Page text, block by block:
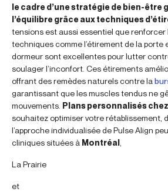
le cadre d’une stratégie de bien-être
l’équilibre grâce aux techniques
tensions est aussi essentiel que renforcer
techniques comme l’étirement de la porte
dormeur sont excellentes pour lutter
soulager l’inconfort. Ces étirements
offrant des remèdes naturels contre la
garantissant que les muscles tendus ne
mouvements. Plans personnalisés
souhaitez optimiser votre rétablissement,
l’approche individualisée de Pulse Align
cliniques situées à Montréal
La Prairie
et